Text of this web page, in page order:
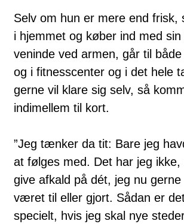
Selv om hun er mere end frisk,
i hjemmet og køber ind med
veninde ved armen, går til
og i fitnesscenter og i det hele
gerne vil klare sig selv, så
indimellem til kort.
”Jeg tænker da tit: Bare jeg
at følges med. Det har jeg ikke,
give afkald på dét, jeg nu gerne
været til eller gjort. Sådan er
specielt, hvis jeg skal nye